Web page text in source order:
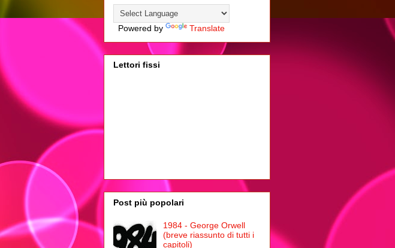
Powered by Translate
Lettori fissi
Post più popolari
1984 - George Orwell
(breve riassunto di tutti i
capitoli)